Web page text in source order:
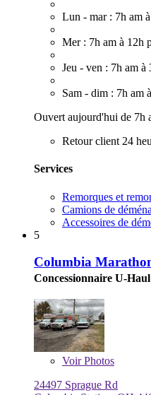
Lun - mar : 7h am
Mer : 7h am à 12h
Jeu - ven : 7h am à
Sam - dim : 7h am
Ouvert aujourd'hui de 7h
Retour client 24
Services
Remorques et
Camions de
Accessoires de
5
Columbia
Concessionnaire U-
VoirPhotos
24497 Sprague Rd